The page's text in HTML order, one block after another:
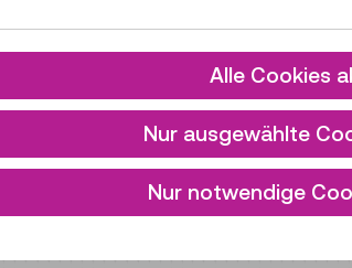
Alle Cookies
Nur ausgewählte
Nur notwendige